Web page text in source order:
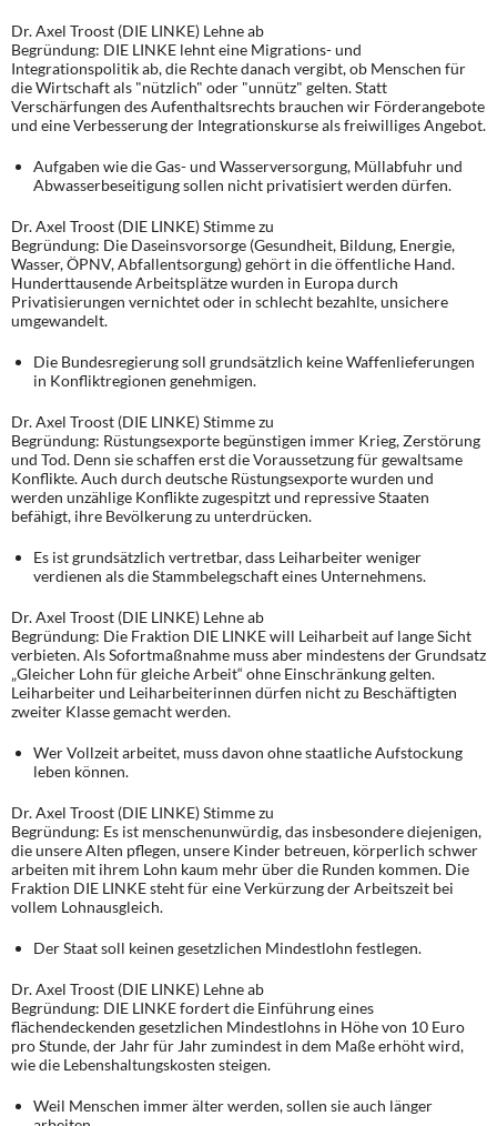
Dr. Axel Troost (DIE LINKE) Lehne ab
Begründung: DIE LINKE lehnt eine Migrations- und
Integrationspolitik ab, die Rechte danach vergibt, ob Menschen für
die Wirtschaft als "nützlich" oder "unnütz" gelten. Statt
Verschärfungen des Aufenthaltsrechts brauchen wir Förderangebote
und eine Verbesserung der Integrationskurse als freiwilliges Angebot.
Aufgaben wie die Gas- und Wasserversorgung, Müllabfuhr und
Abwasserbeseitigung sollen nicht privatisiert werden dürfen.
Dr. Axel Troost (DIE LINKE) Stimme zu
Begründung: Die Daseinsvorsorge (Gesundheit, Bildung, Energie,
Wasser, ÖPNV, Abfallentsorgung) gehört in die öffentliche Hand.
Hunderttausende Arbeitsplätze wurden in Europa durch
Privatisierungen vernichtet oder in schlecht bezahlte, unsichere
umgewandelt.
Die Bundesregierung soll grundsätzlich keine Waffenlieferungen
in Konfliktregionen genehmigen.
Dr. Axel Troost (DIE LINKE) Stimme zu
Begründung: Rüstungsexporte begünstigen immer Krieg, Zerstörung
und Tod. Denn sie schaffen erst die Voraussetzung für gewaltsame
Konflikte. Auch durch deutsche Rüstungsexporte wurden und
werden unzählige Konflikte zugespitzt und repressive Staaten
befähigt, ihre Bevölkerung zu unterdrücken.
Es ist grundsätzlich vertretbar, dass Leiharbeiter weniger
verdienen als die Stammbelegschaft eines Unternehmens.
Dr. Axel Troost (DIE LINKE) Lehne ab
Begründung: Die Fraktion DIE LINKE will Leiharbeit auf lange Sicht
verbieten. Als Sofortmaßnahme muss aber mindestens der Grundsatz
„Gleicher Lohn für gleiche Arbeit“ ohne Einschränkung gelten.
Leiharbeiter und Leiharbeiterinnen dürfen nicht zu Beschäftigten
zweiter Klasse gemacht werden.
Wer Vollzeit arbeitet, muss davon ohne staatliche Aufstockung
leben können.
Dr. Axel Troost (DIE LINKE) Stimme zu
Begründung: Es ist menschenunwürdig, das insbesondere diejenigen,
die unsere Alten pflegen, unsere Kinder betreuen, körperlich schwer
arbeiten mit ihrem Lohn kaum mehr über die Runden kommen. Die
Fraktion DIE LINKE steht für eine Verkürzung der Arbeitszeit bei
vollem Lohnausgleich.
Der Staat soll keinen gesetzlichen Mindestlohn festlegen.
Dr. Axel Troost (DIE LINKE) Lehne ab
Begründung: DIE LINKE fordert die Einführung eines
flächendeckenden gesetzlichen Mindestlohns in Höhe von 10 Euro
pro Stunde, der Jahr für Jahr zumindest in dem Maße erhöht wird,
wie die Lebenshaltungskosten steigen.
Weil Menschen immer älter werden, sollen sie auch länger